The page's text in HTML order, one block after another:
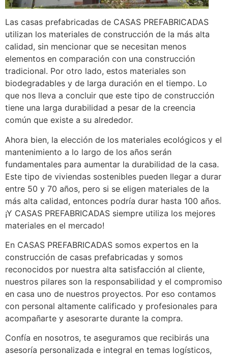
Las casas prefabricadas de CASAS PREFABRICADAS
utilizan los materiales de construcción de la más alta
calidad, sin mencionar que se necesitan menos
elementos en comparación con una construcción
tradicional. Por otro lado, estos materiales son
biodegradables y de larga duración en el tiempo. Lo
que nos lleva a concluir que este tipo de construcción
tiene una larga durabilidad a pesar de la creencia
común que existe a su alrededor.
Ahora bien, la elección de los materiales ecológicos y el
mantenimiento a lo largo de los años serán
fundamentales para aumentar la durabilidad de la casa.
Este tipo de viviendas sostenibles pueden llegar a durar
entre 50 y 70 años, pero si se eligen materiales de la
más alta calidad, entonces podría durar hasta 100 años.
¡Y CASAS PREFABRICADAS siempre utiliza los mejores
materiales en el mercado!
En CASAS PREFABRICADAS somos expertos en la
construcción de casas prefabricadas y somos
reconocidos por nuestra alta satisfacción al cliente,
nuestros pilares son la responsabilidad y el compromiso
en casa uno de nuestros proyectos. Por eso contamos
con personal altamente calificado y profesionales para
acompañarte y asesorarte durante la compra.
Confía en nosotros, te aseguramos que recibirás una
asesoría personalizada e integral en temas logísticos,